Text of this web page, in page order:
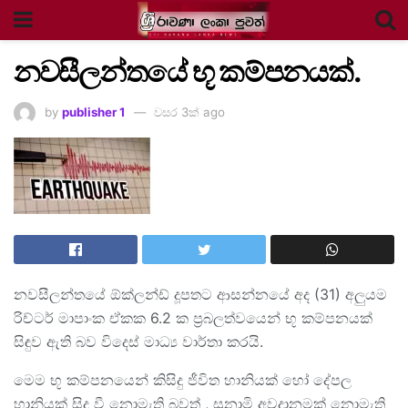
නවසීලන්තයේ භූ කම්පනයක්.
by publisher 1 වසර 3ක් ago
නවසීලන්තයේ ඕක්ලන්ඩ් දූපතට ආසන්නයේ අද (31) අලුයම
රිච්ටර් මාපාංක ඒකක 6.2 ක ප්‍රබලත්වයෙන් භූ කම්පනයක්
සිඳුව ඇති බව විදෙස් මාධ්‍ය වාර්තා කරයි.
මෙම භූ කම්පනයෙන් කිසිදු ජීවිත හානියක් හෝ දේපල
හානියක් සිදු වී නොමැති බවත් , සුනාමි අවදානමක් නොමැති